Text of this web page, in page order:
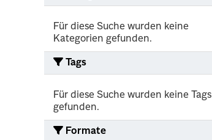
Für diese Suche wurden keine
Kategorien gefunden.
Tags
Für diese Suche wurden keine Tags
gefunden.
Formate